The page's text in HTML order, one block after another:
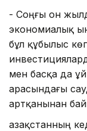
- Соңғы он
экономиалық
бұл құбылыс
мен басқа да
арасындағы
артқанынан
Қазақстанның